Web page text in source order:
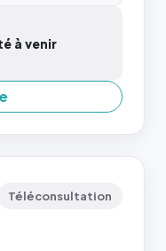
à venir
Téléconsultation